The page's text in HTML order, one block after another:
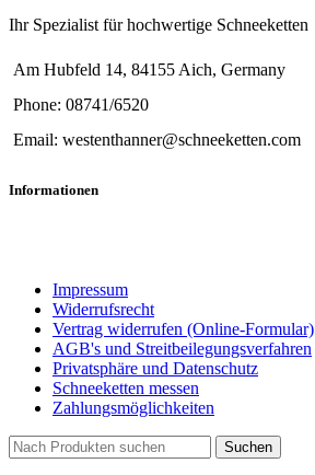
Ihr Spezialist für hochwertige Schneeketten
Am Hubfeld 14, 84155 Aich, Germany
Phone: 08741/6520
Email: westenthanner@schneeketten.com
Informationen
Impressum
Widerrufsrecht
Vertrag widerrufen (Online-Formular)
AGB's und Streitbeilegungsverfahren
Privatsphäre und Datenschutz
Schneeketten messen
Zahlungsmöglichkeiten
Suchen